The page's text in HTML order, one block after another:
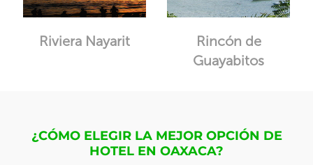
Riviera Nayarit
Rincón de
Guayabitos
¿CÓMO ELEGIR LA MEJOR OPCIÓN DE
HOTEL EN OAXACA?